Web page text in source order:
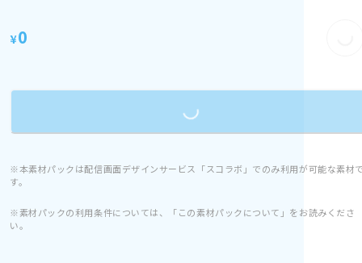
¥0
Loading...
※本素材パックは配信画面デザインサービス「スコラボ」でのみ利用が可能な素材
す。
※素材パックの利用条件については、「この素材パックについて」をお読みくださ
い。